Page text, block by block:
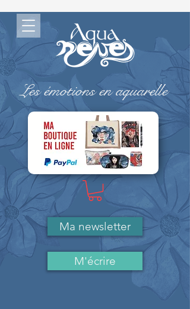
Les émotions en aquarelle
-> MA BOUTIQUE ( Paypal)
Ma newsletter
M'écrire